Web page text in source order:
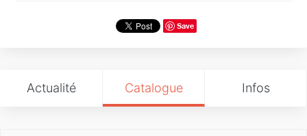
Save
Actualité Catalogue Infos